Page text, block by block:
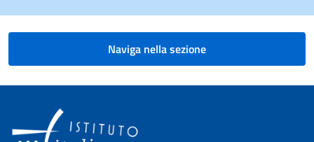
Naviga nella sezione